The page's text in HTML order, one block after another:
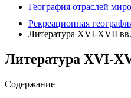
География отраслей
Рекреационная
Литература XVI-XVII вв.
Литература XVI-
Содержание